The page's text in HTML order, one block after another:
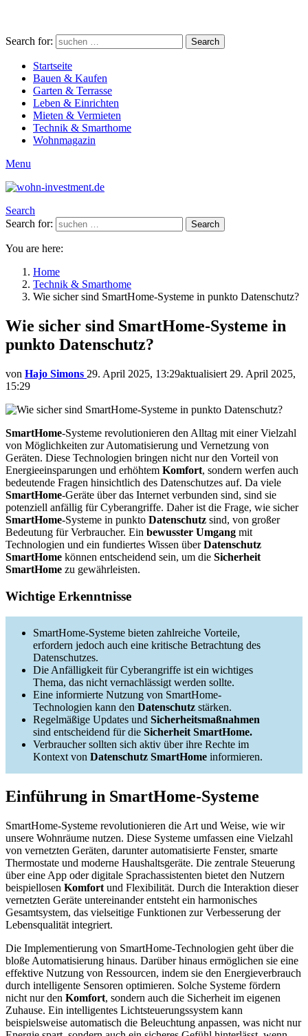
Search for: Search
Startseite
Bauen & Kaufen
Garten & Terrasse
Leben & Einrichten
Mieten & Vermieten
Technik & Smarthome
Wohnmagazin
Menu
Search
Search for:
Search
You are here:
Home
Technik & Smarthome
Wie sicher sind SmartHome-Systeme in punkto Datenschutz?
Wie sicher sind SmartHome-Systeme in
punkto Datenschutz?
von Hajo Simons 29. April 2025, 13:29aktualisiert 29. April 2025,
15:29
SmartHome-Systeme revolutionieren den Alltag mit einer Vielzahl
von Möglichkeiten zur Automatisierung und Vernetzung von
Geräten. Diese Technologien bringen nicht nur den Vorteil von
Energieeinsparungen und erhöhtem Komfort, sondern werfen auch
bedeutende Fragen hinsichtlich des Datenschutzes auf. Da viele
SmartHome-Geräte über das Internet verbunden sind, sind sie
potenziell anfällig für Cyberangriffe. Daher ist die Frage, wie sicher
SmartHome-Systeme in punkto Datenschutz sind, von großer
Bedeutung für Verbraucher. Ein bewusster Umgang mit
Technologien und ein fundiertes Wissen überDatenschutz
SmartHome können entscheidend sein, um die Sicherheit
SmartHome zu gewährleisten.
Wichtige Erkenntnisse
SmartHome-Systeme bieten zahlreiche Vorteile,
erfordern jedoch auch eine kritische Betrachtung des
Datenschutzes.
Die Anfälligkeit für Cyberangriffe ist ein wichtiges
Thema, das nicht vernachlässigt werden sollte.
Eine informierte Nutzung von SmartHome-
Technologien kann den Datenschutz stärken.
Regelmäßige Updates und Sicherheitsmaßnahmen
sind entscheidend für die Sicherheit SmartHome.
Verbraucher sollten sich aktiv über ihre Rechte im
Kontext von Datenschutz SmartHome informieren.
Einführung in SmartHome-Systeme
SmartHome-Systeme revolutionieren die Art und Weise, wie wir
unsere Wohnräume nutzen. Diese Systeme umfassen eine Vielzahl
von vernetzten Geräten, darunter automatisierte Fenster, smarte
Thermostate und moderne Haushaltsgeräte. Die zentrale Steuerung
über eine App oder digitale Sprachassistenten bietet den Nutzern
beispiellosen Komfort und Flexibilität. Durch die Interaktion dieser
vernetzten Geräte untereinander entsteht ein harmonisches
Gesamtsystem, das vielseitige Funktionen zur Verbesserung der
Lebensqualität integriert.
Die Implementierung von SmartHome-Technologien geht über die
bloße Automatisierung hinaus. Darüber hinaus ermöglichen sie eine
effektive Nutzung von Ressourcen, indem sie den Energieverbrauch
durch intelligente Sensoren optimieren. Solche Systeme fördern
nicht nur den Komfort, sondern auch die Sicherheit im eigenen
Zuhause. Ein intelligentes Lichtsteuerungssystem kann
beispielsweise automatisch die Beleuchtung anpassen, was nicht nur